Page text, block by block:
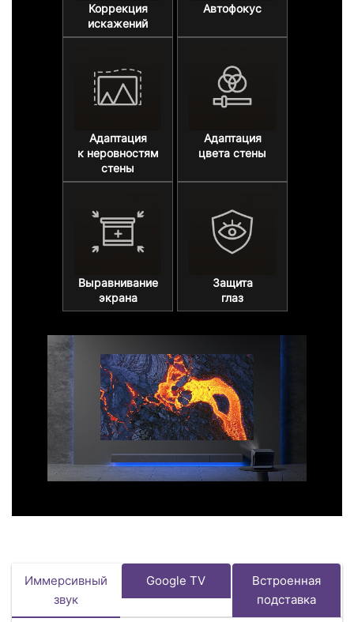
Коррекция
искажений
Автофокус
Адаптация
к неровностям
стены
Адаптация
цвета стены
Выравнивание
экрана
Защита
глаз
Иммерсивный
звук
Google TV
Встроенная
подставка